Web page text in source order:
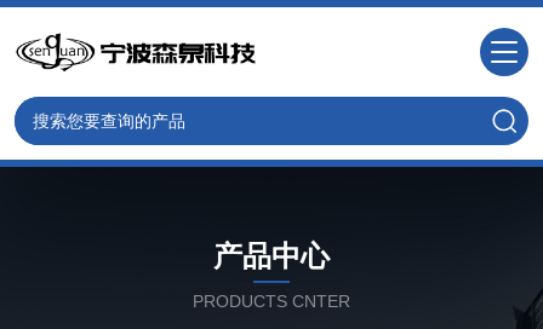
产品中心
PRODUCTS CNTER